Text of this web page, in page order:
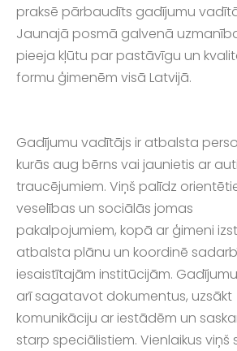
praksē pārbaudīts gadījumu
Jaunajā posmā galvenā
pieeja kļūtu par pastāvīgu un
formu ģimenēm visā Latvijā.
Gadījumu vadītājs ir atbalsta
kurās aug bērns vai jaunietis ar
traucējumiem. Viņš palīdz
veselības un sociālās jomas
pakalpojumiem, kopā ar ģimeni
atbalsta plānu un koordinē
iesaistītajām institūcijām.
arī sagatavot dokumentus, uzsākt
komunikāciju ar iestādēm un
starp speciālistiem. Vienlaikus viņš